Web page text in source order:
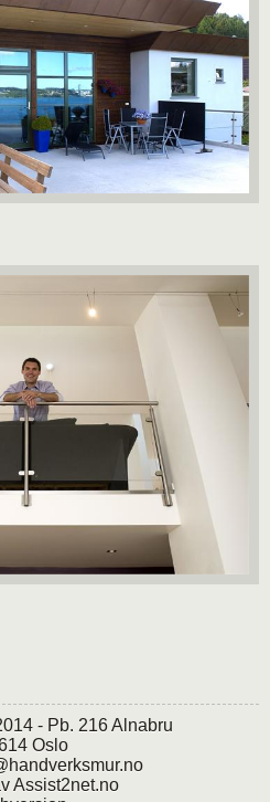
- Pb. 216 Alnabru
Oslo
Assist2net.no